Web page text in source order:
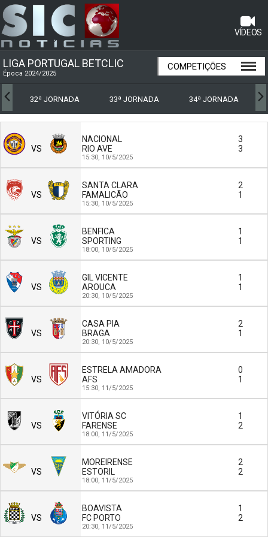
VÍDEOS
LIGA PORTUGAL BETCLIC
Época 2024/2025
COMPETIÇÕES
32ª JORNADA 33ª JORNADA 34ª JORNADA
VS
NACIONAL
3
RIO AVE
3
15:30, 10/5/2025
VS
SANTA CLARA
2
FAMALICÃO
1
15:30, 10/5/2025
VS
BENFICA
1
SPORTING
1
18:00, 10/5/2025
VS
GIL VICENTE
1
AROUCA
1
20:30, 10/5/2025
VS
CASA PIA
2
BRAGA
1
20:30, 10/5/2025
VS
ESTRELA AMADORA
0
AFS
1
15:30, 11/5/2025
VS
VITÓRIA SC
1
FARENSE
2
18:00, 11/5/2025
VS
MOREIRENSE
2
ESTORIL
2
18:00, 11/5/2025
VS
BOAVISTA
1
FC PORTO
2
20:30, 11/5/2025